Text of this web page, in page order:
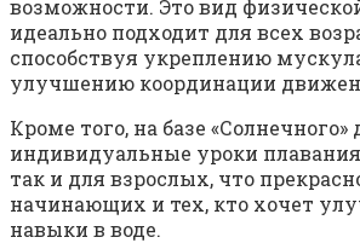
возможности. Это вид
идеально подходит для всех
способствуя укреплению
улучшению координации
Кроме того, на базе
индивидуальные уроки
так и для взрослых, что
начинающих и тех, кто хочет
навыки в воде.